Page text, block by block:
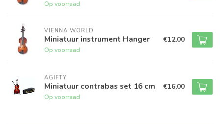
Op voorraad
VIENNA WORLD
Miniatuur instrument Hanger
Op voorraad
€12,00
AGIFTY
Miniatuur contrabas set 16 cm
Op voorraad
€16,00